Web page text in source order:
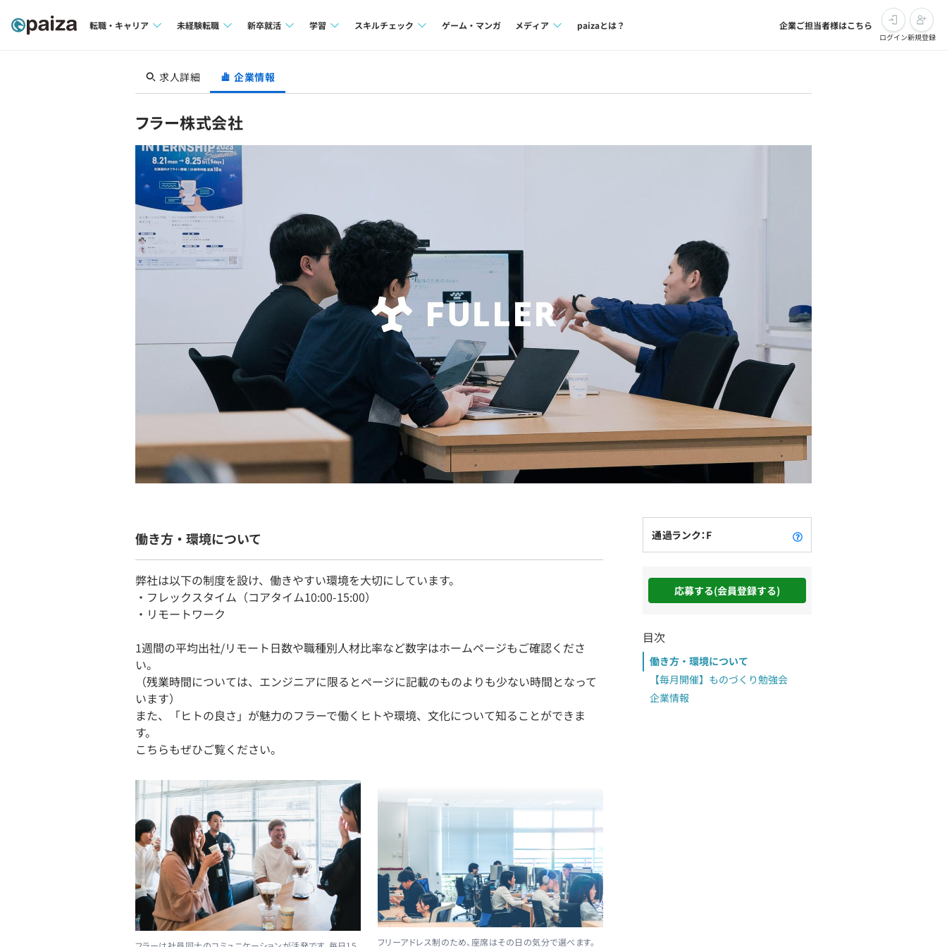
転職・キャリア
転職成功ガイド
転職エージェント
未経験転職
求人検索
転職成功ガイド
新卒就活
本選考
インタビュー
就活成功ガイド
学習
プラン
個人向けプラン
法人向けプラン
学校向けプラン
契約内容・クーポン
スキルチェック ゲーム・マンガ メディア paizaとは？ 企業ご担当者様はこちら
ログイン新規登録
求人詳細 企業情報
フラー株式会社
働き方・環境について
弊社は以下の制度を設け、働きやすい環境を大切にしています。
・フレックスタイム（コアタイム10:00-15:00）
・リモートワーク
1週間の平均出社/リモート日数や職種別人材比率など数字はホームページもご確認くださ
い。
（残業時間については、エンジニアに限るとページに記載のものよりも少ない時間となって
います）
また、「ヒトの良さ」が魅力のフラーで働くヒトや環境、文化について知ることができま
す。
こちらもぜひご覧ください。
フリーアドレス制のため、座席はその日の気分で選べます。
通過ランク：F
応募する(会員登録する)
目次
働き方・環境について
【毎月開催】ものづくり勉強会
企業情報